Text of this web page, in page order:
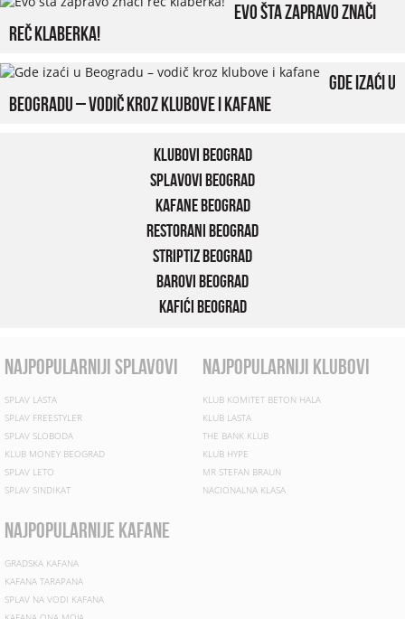
Evo šta zapravo znači
reč klaberka!
Gde izaći u
Beogradu – vodič kroz klubove i kafane
Klubovi Beograd
Splavovi Beograd
Kafane Beograd
Restorani Beograd
Striptiz Beograd
Barovi Beograd
Kafići Beograd
najpopularniji splavovi
SPLAV LASTA
SPLAV FREESTYLER
SPLAV SLOBODA
KLUB MONEY BEOGRAD
SPLAV LETO
SPLAV SINDIKAT
najpopularniji klubovi
KLUB KOMITET BETON HALA
KLUB LASTA
THE BANK KLUB
KLUB HYPE
MR STEFAN BRAUN
NACIONALNA KLASA
najpopularnije kafane
GRADSKA KAFANA
KAFANA TARAPANA
SPLAV NA VODI KAFANA